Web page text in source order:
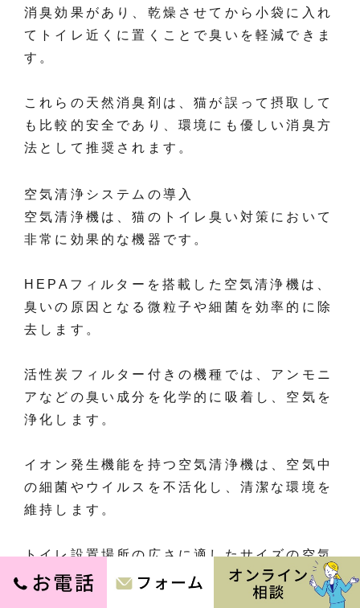
消臭効果があり、乾燥させてから小袋に入れ
てトイレ近くに置くことで臭いを軽減できま
す。
これらの天然消臭剤は、猫が誤って摂取して
も比較的安全であり、環境にも優しい消臭方
法として推奨されます。
空気清浄システムの導入
空気清浄機は、猫のトイレ臭い対策において
非常に効果的な機器です。
HEPAフィルターを搭載した空気清浄機は、
臭いの原因となる微粒子や細菌を効率的に除
去します。
活性炭フィルター付きの機種では、アンモニ
アなどの臭い成分を化学的に吸着し、空気を
浄化します。
イオン発生機能を持つ空気清浄機は、空気中
の細菌やウイルスを不活化し、清潔な環境を
維持します。
トイレ設置場所の広さに適したサイズの空気
清浄機を選択し、24時間稼働させること
で、持続的な消臭効果を得ることができま